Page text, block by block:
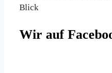
Blick
Wir auf